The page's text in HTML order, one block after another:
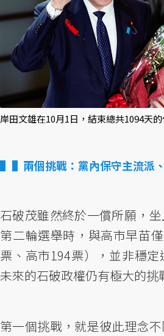
岸田文雄在10月1日，結束總共1094天
▌兩個挑戰：黨內保守主流派
石破茂雖然終於一償所願，
第二輪選舉時，與高市早苗
票、高市194票），並非穩
未來的石破政權仍有極大的挑
第一個挑戰，就是彼此理念